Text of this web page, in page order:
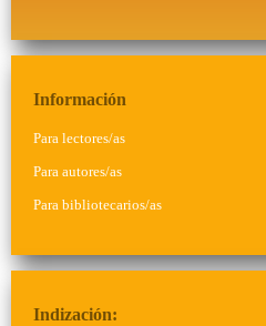
Información
Para lectores/as
Para autores/as
Para bibliotecarios/as
Indización: